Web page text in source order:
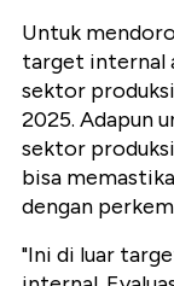
Untuk
target internal
sektor
2025. Adapun
sektor
bisa
dengan
"Ini di luar